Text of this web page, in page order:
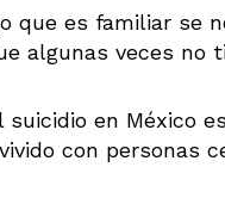
que es familiar se
algunas veces no
suicidio en México
con personas